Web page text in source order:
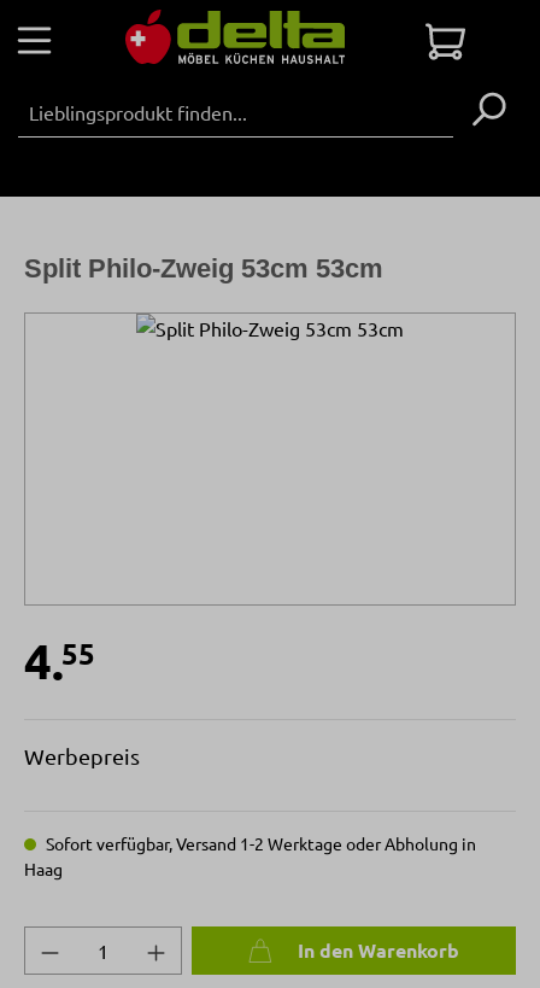
Zum Hauptinhalt springen
Bildergalerie überspringen
Split Philo-Zweig 53cm 53cm
4.55
Werbepreis
Sofort verfügbar, Versand 1-2 Werktage oder Abholung in
Haag
Produkt Anzahl: Gib den gewünschten
In den Warenkorb